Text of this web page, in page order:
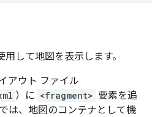
して地図を表示します。
アウト ファイル
）に <fragment> 要素を追
は、地図のコンテナとして機